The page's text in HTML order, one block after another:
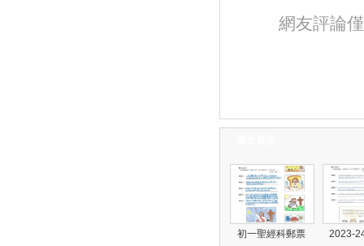
網友評論
初一聖經科郵票 2023-